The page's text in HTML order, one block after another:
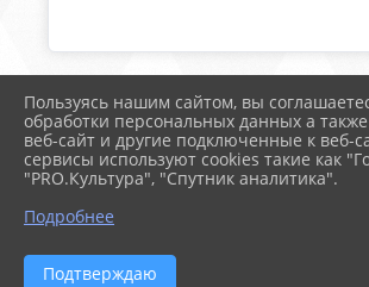
2026 г. тимрегион.рф
Вход
Карта сайта
Политика обработки персональных
Сделано на KubCMS
Пользуясь нашим сайтом, вы
обработки персональных данных а
веб-сайт и другие подключенные к веб-
сервисы используют cookies такие как
"PRO.Культура", "Спутник аналитика".
Подробнее
Подтверждаю